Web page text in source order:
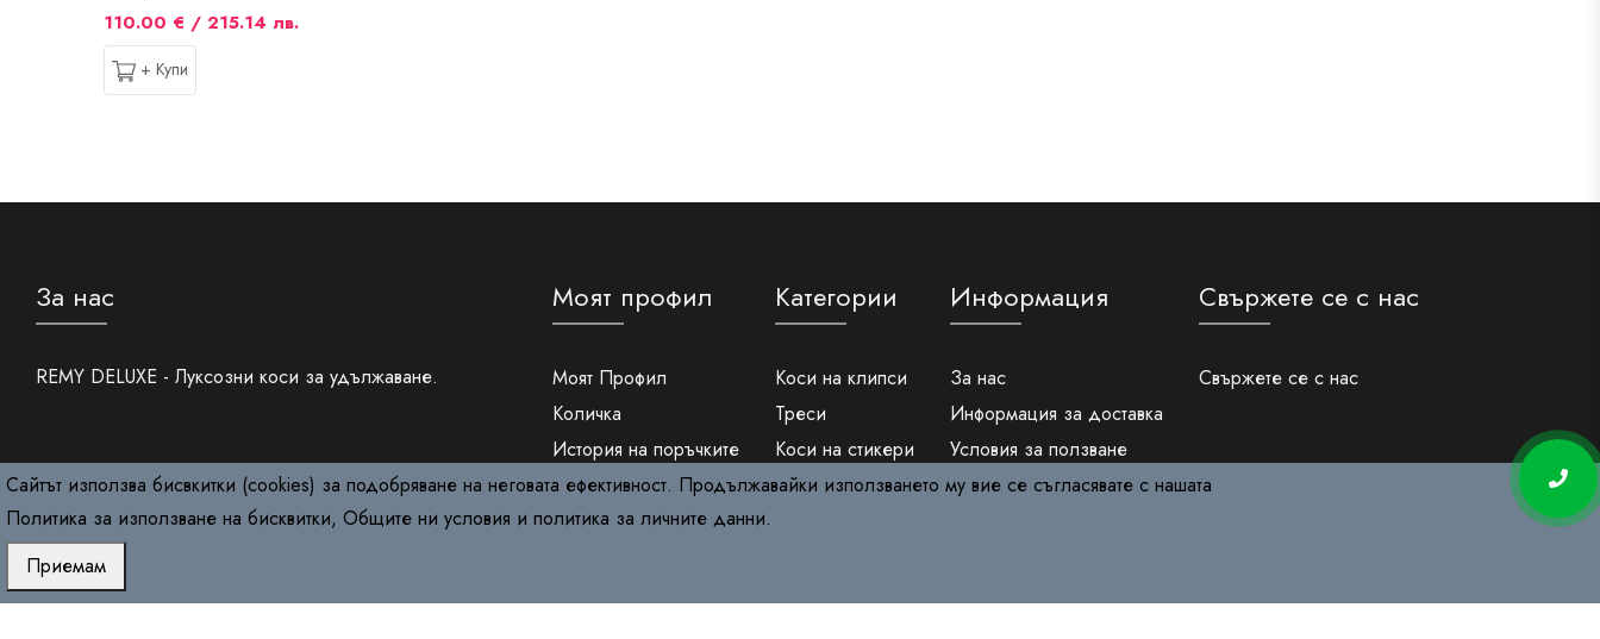
110.00 € / 215.14 лв.
+ Купи
За нас
REMY DELUXE - Луксозни коси за удължаване.
Моят профил
Моят Профил
Количка
История на поръчките
Вход
Регистрация
Категории
Коси на клипси
Треси
Коси на стикери
Опашки
Информация
За нас
Информация за доставка
Условия за ползване
Защита на лични данни
Свържете се с нас
Свържете се с нас
Сайтът използва бисвкитки (cookies) за подобряване на неговата ефективност. Продължавайки използването му вие се съгласявате с нашата
Политика за използване на бисквитки, Общите ни условия и политика за личните данни.
Приемам